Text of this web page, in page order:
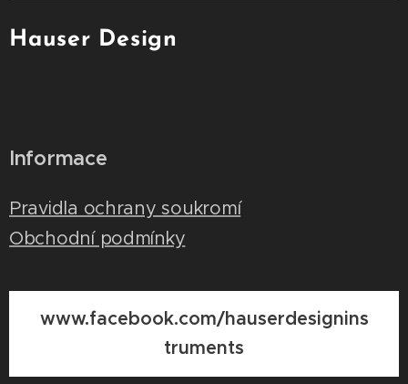
Hauser Design
Informace
Pravidla ochrany soukromí
Obchodní podmínky
www.facebook.com/hauserdesignins
truments